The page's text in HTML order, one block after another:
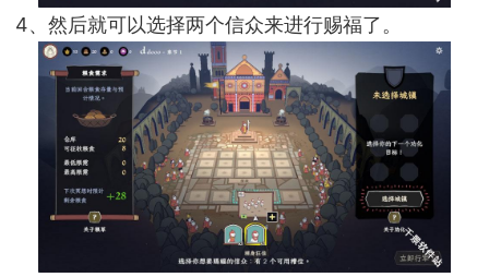
4、然后就可以选择两个信众来进行赐福了。